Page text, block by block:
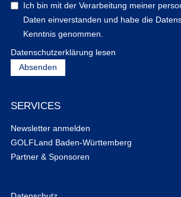
Ich bin mit der Verarbeitung meiner
Daten einverstanden und habe die
Kenntnis genommen.
Datenschutzerklärung lesen
SERVICES
Newsletter anmelden
GOLFLand Baden-Württemberg
Partner & Sponsoren